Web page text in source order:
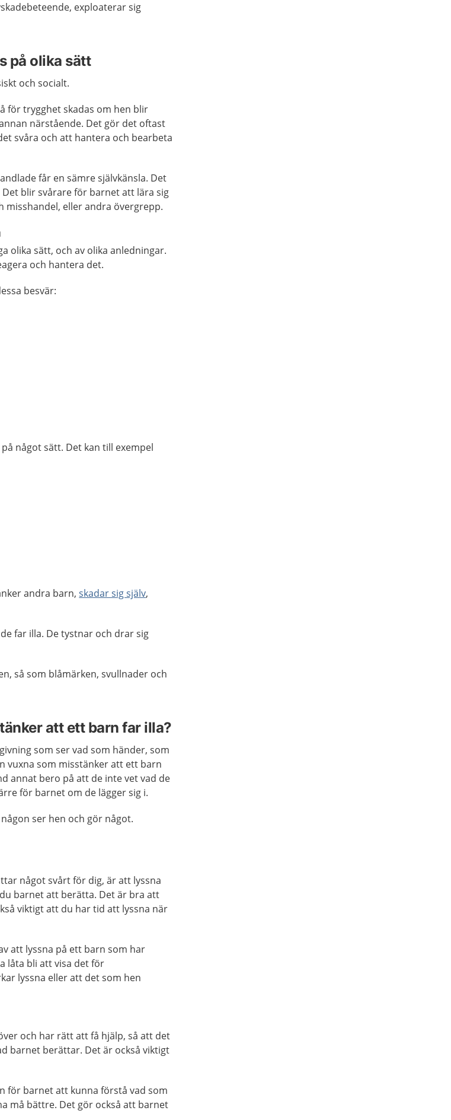
exploaterar sig
på olika sätt
och socialt.
för trygghet skadas om hen blir
närstående. Det gör det oftast
svåra och att hantera och bearbeta
får en sämre självkänsla. Det
blir svårare för barnet att lära sig
misshandel, eller andra övergrepp.
olika sätt, och av olika anledningar.
och hantera det.
besvär:
något sätt. Det kan till exempel
andra barn,skadar sig själv,
far illa. De tystnar och drar sig
så som blåmärken, svullnader och
att ett barn far illa?
som ser vad som händer, som
vuxna som misstänker att ett barn
annat bero på att de inte vet vad de
för barnet om de lägger sig i.
ser hen och gör något.
något svårt för dig, är att lyssna
barnet att berätta. Det är bra att
viktigt att du har tid att lyssna när
att lyssna på ett barn som har
låta bli att visa det för
lyssna eller att det som hen
och har rätt att få hjälp, så att det
barnet berättar. Det är också viktigt
för barnet att kunna förstå vad som
må bättre. Det gör också att barnet